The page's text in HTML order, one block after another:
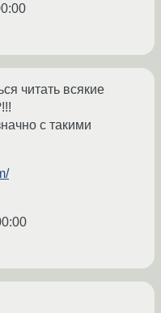
читать всякие
с такими